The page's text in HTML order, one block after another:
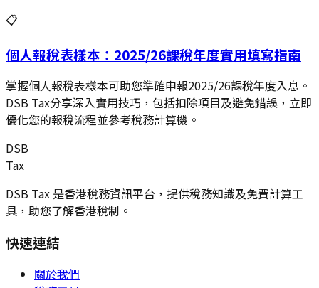
📋
個人報稅表樣本：2025/26課稅年度實用填寫指南
掌握個人報稅表樣本可助您準確申報2025/26課稅年度入息。
DSB Tax分享深入實用技巧，包括扣除項目及避免錯誤，立即
優化您的報稅流程並參考稅務計算機。
DSB
Tax
DSB Tax 是香港稅務資訊平台，提供稅務知識及免費計算工
具，助您了解香港稅制。
快速連結
關於我們